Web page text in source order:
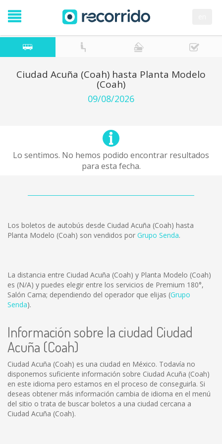
Ciudad Acuña (Coah) hasta Planta Modelo
(Coah)
09/08/2026
Lo sentimos. No hemos podido encontrar resultados
para esta fecha.
Los boletos de autobús desde Ciudad Acuña (Coah) hasta
Planta Modelo (Coah) son vendidos por Grupo Senda.
La distancia entre Ciudad Acuña (Coah) y Planta Modelo (Coah)
es (N/A) y puedes elegir entre los servicios de Premium 180°,
Salón Cama; dependiendo del operador que elijas (Grupo
Senda).
Información sobre la ciudad Ciudad
Acuña (Coah)
Ciudad Acuña (Coah) es una ciudad en México. Todavía no
disponemos suficiente información sobre Ciudad Acuña (Coah)
en este idioma pero estamos en el proceso de conseguirla. Si
deseas obtener más información cambia de idioma en el menú
del sitio o trata de buscar boletos a una ciudad cercana a
Ciudad Acuña (Coah).